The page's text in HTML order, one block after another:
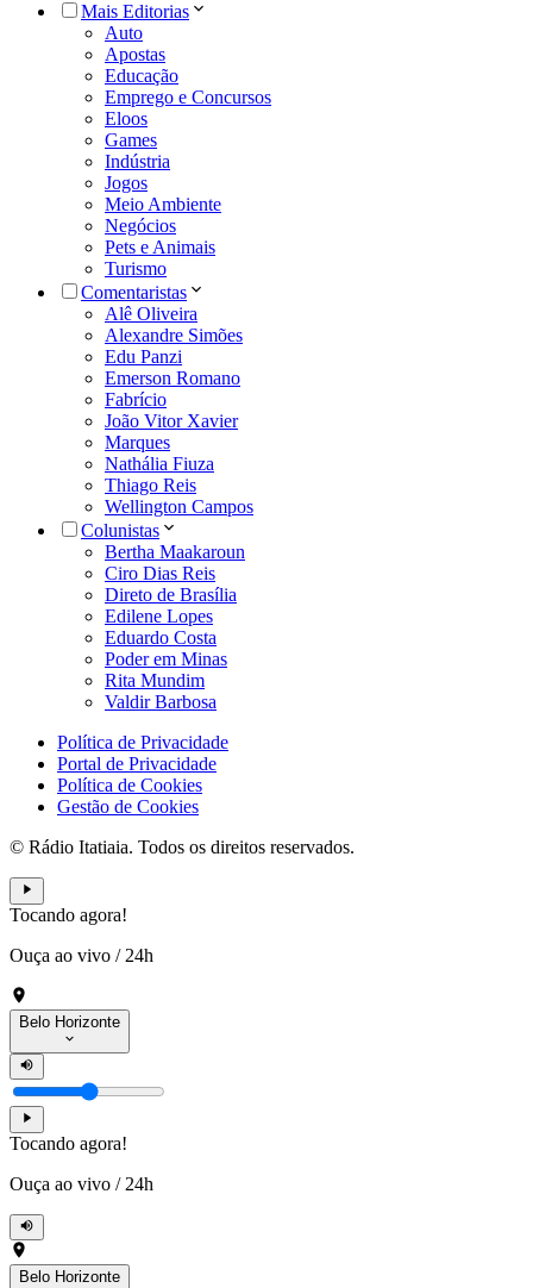
Mais Editorias
Auto
Apostas
Educação
Emprego e Concursos
Eloos
Games
Indústria
Jogos
Meio Ambiente
Negócios
Pets e Animais
Turismo
Comentaristas
Alê Oliveira
Alexandre Simões
Edu Panzi
Emerson Romano
Fabrício
João Vitor Xavier
Marques
Nathália Fiuza
Thiago Reis
Wellington Campos
Colunistas
Bertha Maakaroun
Ciro Dias Reis
Direto de Brasília
Edilene Lopes
Eduardo Costa
Poder em Minas
Rita Mundim
Valdir Barbosa
Política de Privacidade
Portal de Privacidade
Política de Cookies
Gestão de Cookies
© Rádio Itatiaia. Todos os direitos reservados.
Tocando agora!
Ouça ao vivo / 24h
Belo Horizonte
Tocando agora!
Ouça ao vivo / 24h
Belo Horizonte